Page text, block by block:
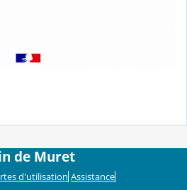
de Muret
d'utilisation Assistance